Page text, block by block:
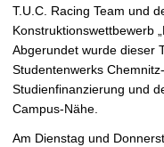
T.U.C. Racing Team und
Konstruktionswettbewerb
Abgerundet wurde dieser
Studentenwerks
Studienfinanzierung und
Campus-Nähe.
Am Dienstag und